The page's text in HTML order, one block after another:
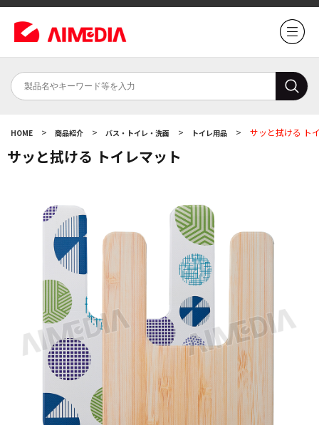
HOME > 商品紹介 > バス・トイレ・洗面 > トイレ用品 > サッと拭ける ト
サッと拭ける トイレマット